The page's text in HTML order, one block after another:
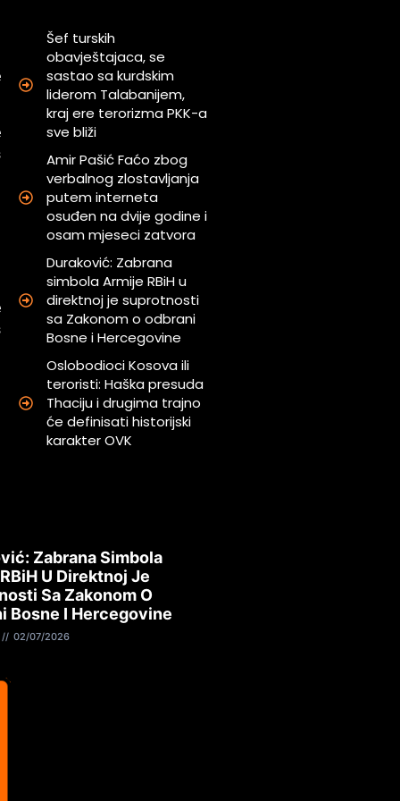
Šef turskih
obavještajaca, se
sastao sa kurdskim
liderom Talabanijem,
kraj ere terorizma PKK-a
sve bliži
Amir Pašić Faćo zbog
verbalnog zlostavljanja
putem interneta
osuđen na dvije godine i
osam mjeseci zatvora
Duraković: Zabrana
simbola Armije RBiH u
direktnoj je suprotnosti
sa Zakonom o odbrani
Bosne i Hercegovine
Oslobodioci Kosova ili
teroristi: Haška presuda
Thaciju i drugima trajno
će definisati historijski
karakter OVK
Zabrana Simbola
U Direktnoj Je
Sa Zakonom O
Bosne I Hercegovine
02/07/2026